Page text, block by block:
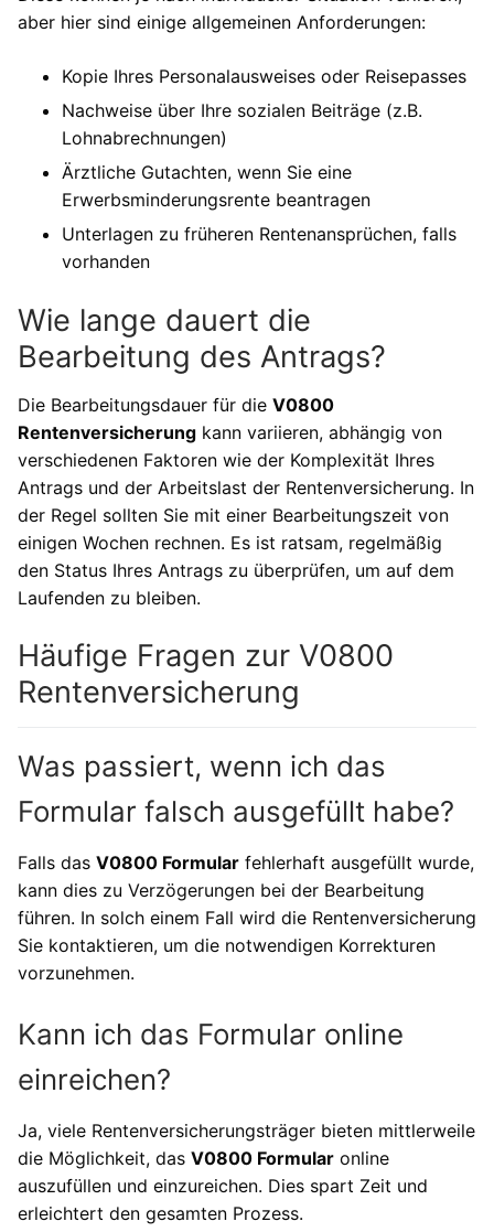
aber hier sind einige allgemeinen Anforderungen:
Kopie Ihres Personalausweises oder Reisepasses
Nachweise über Ihre sozialen Beiträge (z.B.
Lohnabrechnungen)
Ärztliche Gutachten, wenn Sie eine
Erwerbsminderungsrente beantragen
Unterlagen zu früheren Rentenansprüchen, falls
vorhanden
Wie lange dauert die
Bearbeitung des Antrags?
Die Bearbeitungsdauer für die V0800
Rentenversicherung kann variieren, abhängig von
verschiedenen Faktoren wie der Komplexität Ihres
Antrags und der Arbeitslast der Rentenversicherung. In
der Regel sollten Sie mit einer Bearbeitungszeit von
einigen Wochen rechnen. Es ist ratsam, regelmäßig
den Status Ihres Antrags zu überprüfen, um auf dem
Laufenden zu bleiben.
Häufige Fragen zur V0800
Rentenversicherung
Was passiert, wenn ich das
Formular falsch ausgefüllt habe?
Falls das V0800 Formular fehlerhaft ausgefüllt wurde,
kann dies zu Verzögerungen bei der Bearbeitung
führen. In solch einem Fall wird die Rentenversicherung
Sie kontaktieren, um die notwendigen Korrekturen
vorzunehmen.
Kann ich das Formular online
einreichen?
Ja, viele Rentenversicherungsträger bieten mittlerweile
die Möglichkeit, das V0800 Formular online
auszufüllen und einzureichen. Dies spart Zeit und
erleichtert den gesamten Prozess.